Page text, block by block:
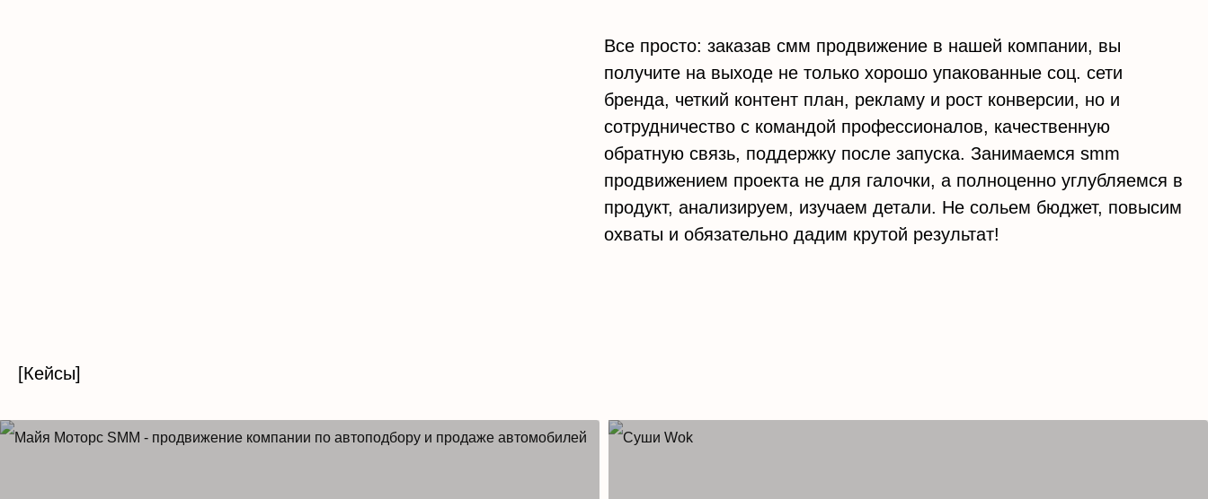
Все просто: заказав смм продвижение в нашей компании, вы
получите на выходе не только хорошо упакованные соц. сети
бренда, четкий контент план, рекламу и рост конверсии, но и
сотрудничество с командой профессионалов, качественную
обратную связь, поддержку после запуска. Занимаемся smm
продвижением проекта не для галочки, а полноценно углубляемся в
продукт, анализируем, изучаем детали. Не сольем бюджет, повысим
охваты и обязательно дадим крутой результат!
[Кейсы]